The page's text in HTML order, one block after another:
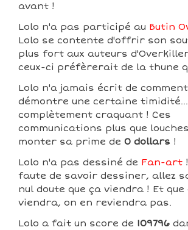
avant !
Lolo n'a pas participé au Butin
Lolo se contente d'offrir son
plus fort aux auteurs
ceux-ci préfèrerait de la thune
Lolo n'a jamais écrit de
démontre une certaine
complètement craquant ! Ces
communications plus que
monter sa prime de 0 dollars !
Lolo n'a pas dessiné de Fan-art
faute de savoir dessiner, allez
nul doute que ça viendra ! Et que
viendra, on en reviendra pas.
Lolo a fait un score de 109796